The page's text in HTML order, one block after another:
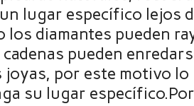
lugar específico lejos
los diamantes pueden
pueden
joyas, por este motivo lo
su lugar